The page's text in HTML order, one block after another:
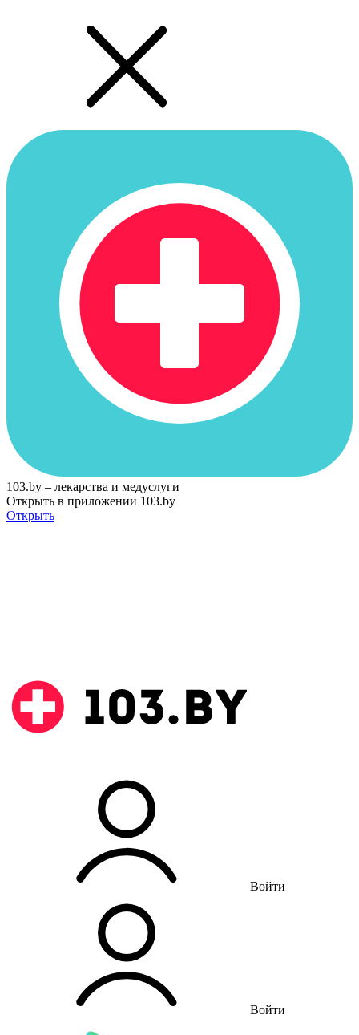
103.by – лекарства и медуслуги
Открыть в приложении 103.by
Открыть
Войти
Войти